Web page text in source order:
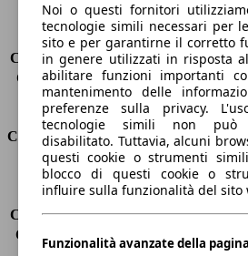
Sedili
5
Carico sul tetto
-
Capacità di traino (senza freni) -
Capacità di traino (con freni)
1300
Volume del bagagliaio
530 -
Consumi
Emissioni di CO2*
122 g/km
Consumo (urbano)
6.1 l/100km
Consumo (extra-urbano) 4.8 l/100km
Consumo (combinato)*
5.3 l/100km
Noi o questi fornitori
tecnologie simili necessari per
sito e per garantirne il corretto
in genere utilizzati in risposta
abilitare funzioni importanti
mantenimento delle
preferenze sulla privacy.
tecnologie simili non può
disabilitato. Tuttavia, alcuni
questi cookie o strumenti
blocco di questi cookie o
influire sulla funzionalità del sito
Funzionalità avanzate della pagina